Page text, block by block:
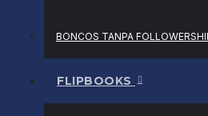
BONCOS TANPA
FLIPBOOKS